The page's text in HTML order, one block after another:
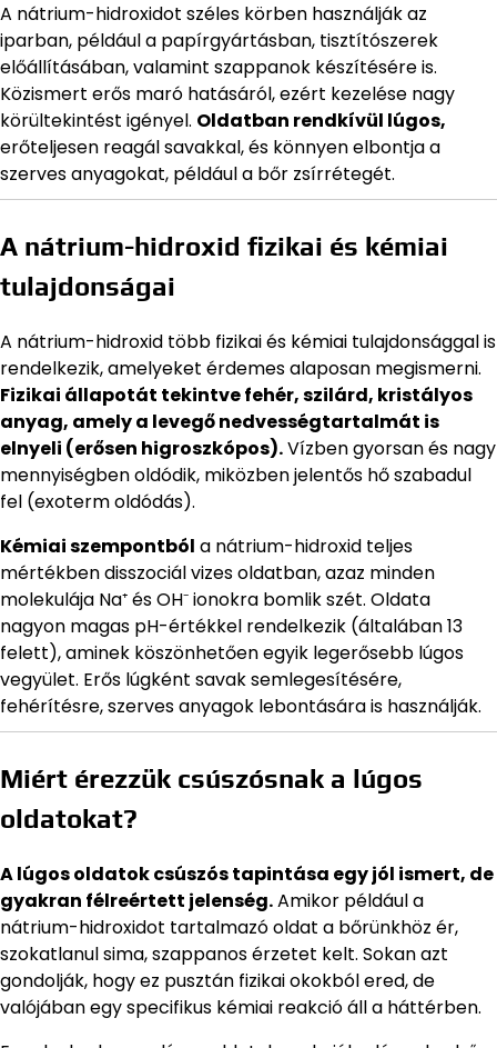
A nátrium-hidroxidot széles körben használják az
iparban, például a papírgyártásban, tisztítószerek
előállításában, valamint szappanok készítésére is.
Közismert erős maró hatásáról, ezért kezelése nagy
körültekintést igényel. Oldatban rendkívül lúgos,
erőteljesen reagál savakkal, és könnyen elbontja a
szerves anyagokat, például a bőr zsírrétegét.
A nátrium-hidroxid fizikai és kémiai
tulajdonságai
A nátrium-hidroxid több fizikai és kémiai tulajdonsággal is
rendelkezik, amelyeket érdemes alaposan megismerni.
Fizikai állapotát tekintve fehér, szilárd, kristályos
anyag, amely a levegő nedvességtartalmát is
elnyeli (erősen higroszkópos).Vízben gyorsan és nagy
mennyiségben oldódik, miközben jelentős hő szabadul
fel (exoterm oldódás).
Kémiai szempontból a nátrium-hidroxid teljes
mértékben disszociál vizes oldatban, azaz minden
molekulája Na⁺ és OH⁻ ionokra bomlik szét. Oldata
nagyon magas pH-értékkel rendelkezik (általában 13
felett), aminek köszönhetően egyik legerősebb lúgos
vegyület. Erős lúgként savak semlegesítésére,
fehérítésre, szerves anyagok lebontására is használják.
Miért érezzük csúszósnak a lúgos
oldatokat?
A lúgos oldatok csúszós tapintása egy jól ismert, de
gyakran félreértett jelenség.Amikor például a
nátrium-hidroxidot tartalmazó oldat a bőrünkhöz ér,
szokatlanul sima, szappanos érzetet kelt. Sokan azt
gondolják, hogy ez pusztán fizikai okokból ered, de
valójában egy specifikus kémiai reakció áll a háttérben.